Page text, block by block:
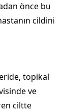
önce bu
cildini
topikal
ve
ciltte